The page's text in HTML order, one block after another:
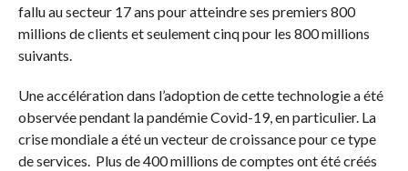
fallu au secteur 17 ans pour atteindre ses premiers 800
millions de clients et seulement cinq pour les 800 millions
suivants.
Une accélération dans l’adoption de cette technologie a été
observée pendant la pandémie Covid-19, en particulier. La
crise mondiale a été un vecteur de croissance pour ce type
de services. Plus de 400 millions de comptes ont été créés